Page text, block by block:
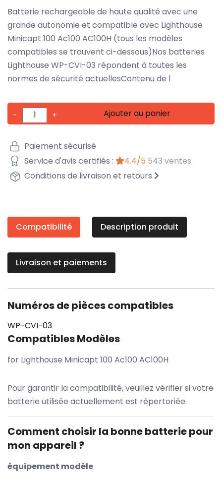
Batterie rechargeable de haute qualité avec une
grande autonomie et compatible avec Lighthouse
Minicapt 100 Ac100 AC100H (tous les modèles
compatibles se trouvent ci-dessous)Nos batteries
Lighthouse WP-CVI-03 répondent à toutes les
normes de sécurité actuellesContenu de l
- + Ajouter au panier
Paiement sécurisé
Service d'avis certifiés :
4.4/5 543 ventes
Conditions de livraison et retours
Compatibilité Description produit
Livraison et paiements
Numéros de pièces compatibles
WP-CVI-03
Compatibles Modèles
for Lighthouse Minicapt 100 Ac100 AC100H
Pour garantir la compatibilité, veuillez vérifier si votre
batterie utilisée actuellement est répertoriée.
Comment choisir la bonne batterie pour
mon appareil ?
équipement modèle